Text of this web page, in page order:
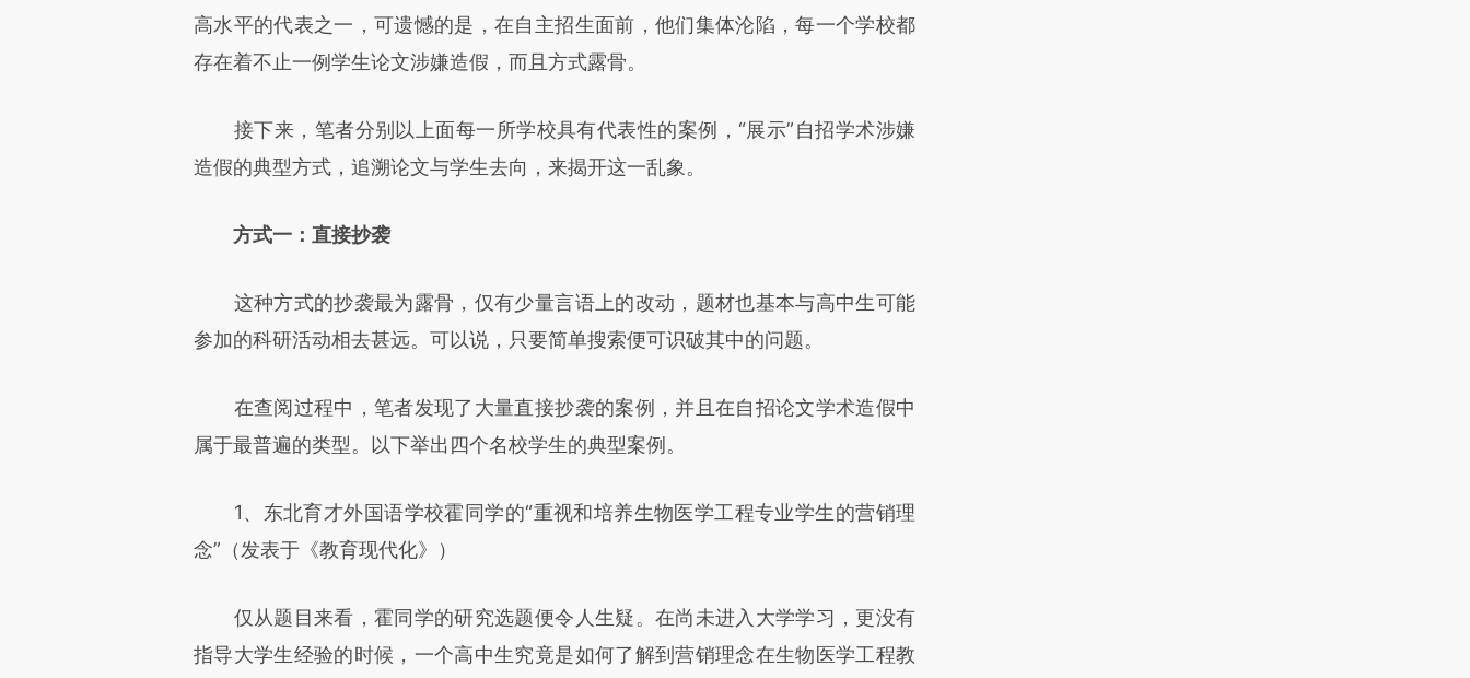
高水平的代表之一，可遗憾的是，在自主招生面前，他们集体沦陷，每一个学校都
存在着不止一例学生论文涉嫌造假，而且方式露骨。
接下来，笔者分别以上面每一所学校具有代表性的案例，“展示”自招学术涉嫌
造假的典型方式，追溯论文与学生去向，来揭开这一乱象。
方式一：直接抄袭
这种方式的抄袭最为露骨，仅有少量言语上的改动，题材也基本与高中生可能
参加的科研活动相去甚远。可以说，只要简单搜索便可识破其中的问题。
在查阅过程中，笔者发现了大量直接抄袭的案例，并且在自招论文学术造假中
属于最普遍的类型。以下举出四个名校学生的典型案例。
1、东北育才外国语学校霍同学的“重视和培养生物医学工程专业学生的营销理
念”（发表于《教育现代化》）
仅从题目来看，霍同学的研究选题便令人生疑。在尚未进入大学学习，更没有
指导大学生经验的时候，一个高中生究竟是如何了解到营销理念在生物医学工程教